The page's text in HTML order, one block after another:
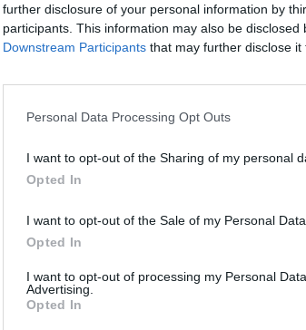
further disclosure of your personal information by
participants. This information may also be
Downstream Participants that may further disclose it
Personal Data Processing Opt Outs
I want to opt-out of the Sharing of my personal
Opted In
I want to opt-out of the Sale of my Personal Data.
Opted In
I want to opt-out of processing my Personal
Advertising.
Opted In